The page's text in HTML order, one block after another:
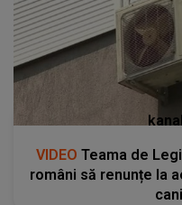
VIDEO Teama de
români să renunțe la